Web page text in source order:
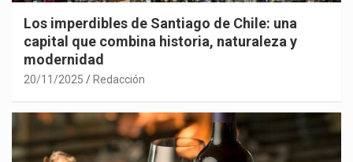
Los imperdibles de Santiago de Chile: una
capital que combina historia, naturaleza y
modernidad
20/11/2025 Redacción